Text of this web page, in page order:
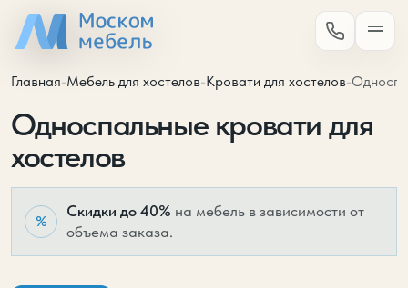
Главная-Мебель для хостелов-Кровати для хостелов-
Односпальные кровати для
хостелов
%
Скидки до 40% на мебель в зависимости от
объема заказа.